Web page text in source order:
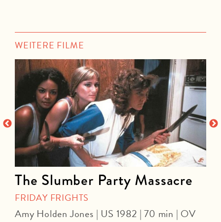
WEITERE FILME
The Slumber Party Massacre
FRIDAY FRIGHTS
Amy Holden Jones | US 1982 | 70 min | OV